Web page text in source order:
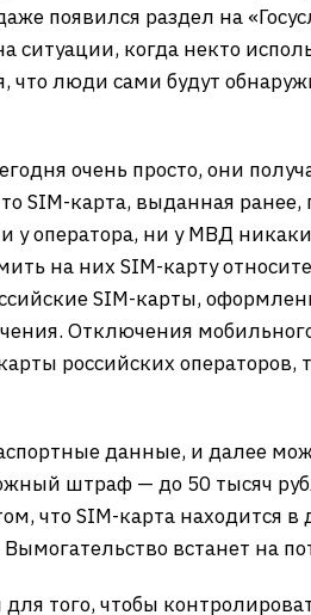
появился раздел на
ситуации, когда некто
что люди сами будут
очень просто, они
SIM-карта, выданная ранее,
оператора, ни у МВД
на них SIM-карту
SIM-карты,
Отключения
российских операторов,
данные, и далее
штраф — до 50 тысяч
что SIM-карта находится
встанет на
того, чтобы